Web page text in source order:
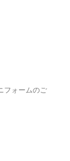
フォームのご